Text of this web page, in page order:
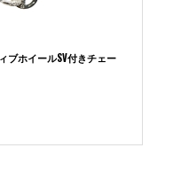
ブホイールSV付きチェー